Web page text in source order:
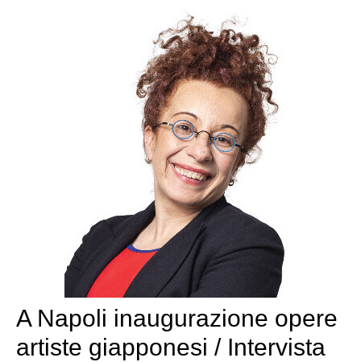
A Napoli inaugurazione opere
artiste giapponesi / Intervista